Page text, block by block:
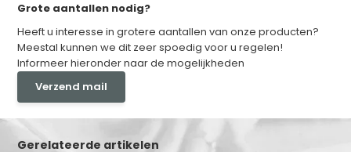
Grote aantallen nodig?
Heeft u interesse in grotere aantallen van onze producten?
Meestal kunnen we dit zeer spoedig voor u regelen!
Informeer hieronder naar de mogelijkheden
Verzend mail
Gerelateerde artikelen